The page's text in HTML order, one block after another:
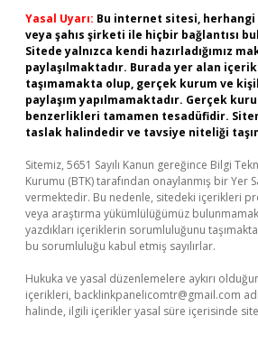
Yasal Uyarı: Bu internet sitesi,
veya şahıs şirketi ile hiçbir bağlantısı
Sitede yalnızca kendi hazırladığımız
paylaşılmaktadır. Burada yer alan
taşımamakta olup, gerçek kurum ve
paylaşım yapılmamaktadır. Gerçek
benzerlikleri tamamen tesadüfidir.
taslak halindedir ve tavsiye niteliği
Sitemiz, 5651 Sayılı Kanun gereğince Bilgi
Kurumu (BTK) tarafından onaylanmış bir Yer
vermektedir. Bu nedenle, sitedeki içerikleri
veya araştırma yükümlülüğümüz
yazdıkları içeriklerin sorumluluğunu
bu sorumluluğu kabul etmiş sayılırlar.
Hukuka ve yasal düzenlemelere aykırı
içerikleri, backlinkpanelicomtr@gmail.com
halinde, ilgili içerikler yasal süre içerisinde